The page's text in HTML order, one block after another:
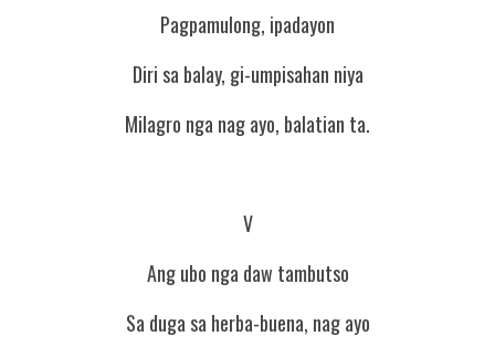
Pagpamulong, ipadayon
Diri sa balay, gi-umpisahan niya
Milagro nga nag ayo, balatian ta.
V
Ang ubo nga daw tambutso
Sa duga sa herba-buena, nag ayo